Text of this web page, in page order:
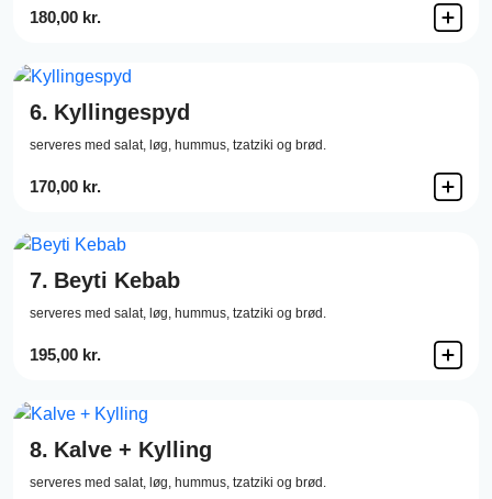
180,00 kr.
6. Kyllingespyd
serveres med salat, løg, hummus, tzatziki og brød.
170,00 kr.
7. Beyti Kebab
serveres med salat, løg, hummus, tzatziki og brød.
195,00 kr.
8. Kalve + Kylling
serveres med salat, løg, hummus, tzatziki og brød.